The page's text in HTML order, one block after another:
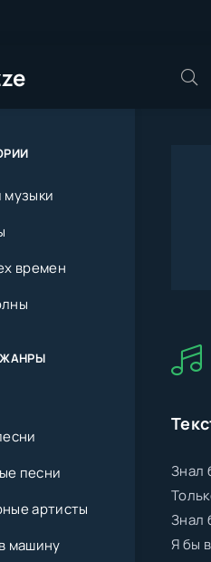
Знал
Знал
Я бы
музыки
времен
песни
артисты
машину